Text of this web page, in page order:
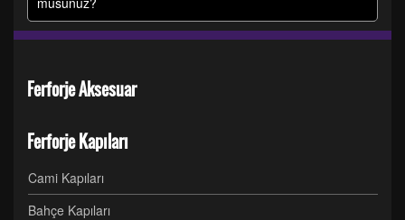
Ferforje Aksesuar
Ferforje Kapıları
Cami Kapıları
Bahçe Kapıları